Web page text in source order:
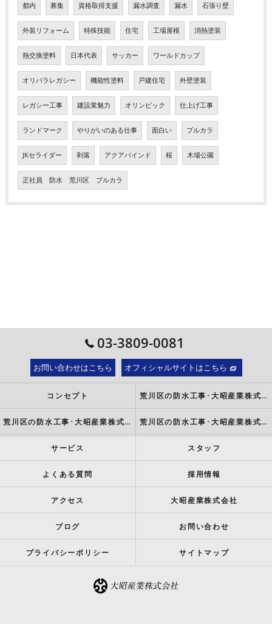
都内 募集 資格取得支援 漏水調査 漏水 石張り壁
外装リフォーム 特殊技能 住宅 工場屋根 消熱塗装
熱交換塗料 日本代表 サッカー ワールドカップ
オリパラレガシー 機能性塗料 戸建住宅 外壁塗装
レガシー工事 建設業魅力 オリンピック 仕上げ工事
ランドマーク やりがいのある仕事 面白い ブルカラ
JKセライダー 剥落 アクアバインド 桜 木場公園
正社員 防水 荒川区 ブルカラ
03-3809-0081
お問い合わせはこちら オフィシャルサイトはこちら
コンセプト 荒川区の防水工事･大昭産業株式会社の口コミ情報
荒川区の防水工事･大昭産業株式会社の評判 荒川区の防水工事･大昭産業株式会社のお客様の声
サービス スタッフ
よくある質問 採用情報
アクセス 大昭産業株式会社
ブログ お問い合わせ
プライバシーポリシー サイトマップ